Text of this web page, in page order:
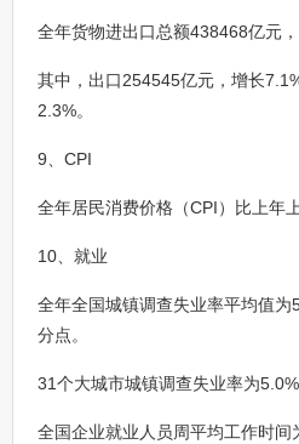
全年货物进出口总额438468亿元，
其中，出口254545亿元，增长
2.3%。
9、CPI
全年居民消费价格（CPI）比上年
10、就业
全年全国城镇调查失业率平均值
分点。
31个大城市城镇调查失业率为5.0%
全国企业就业人员周平均工作时间